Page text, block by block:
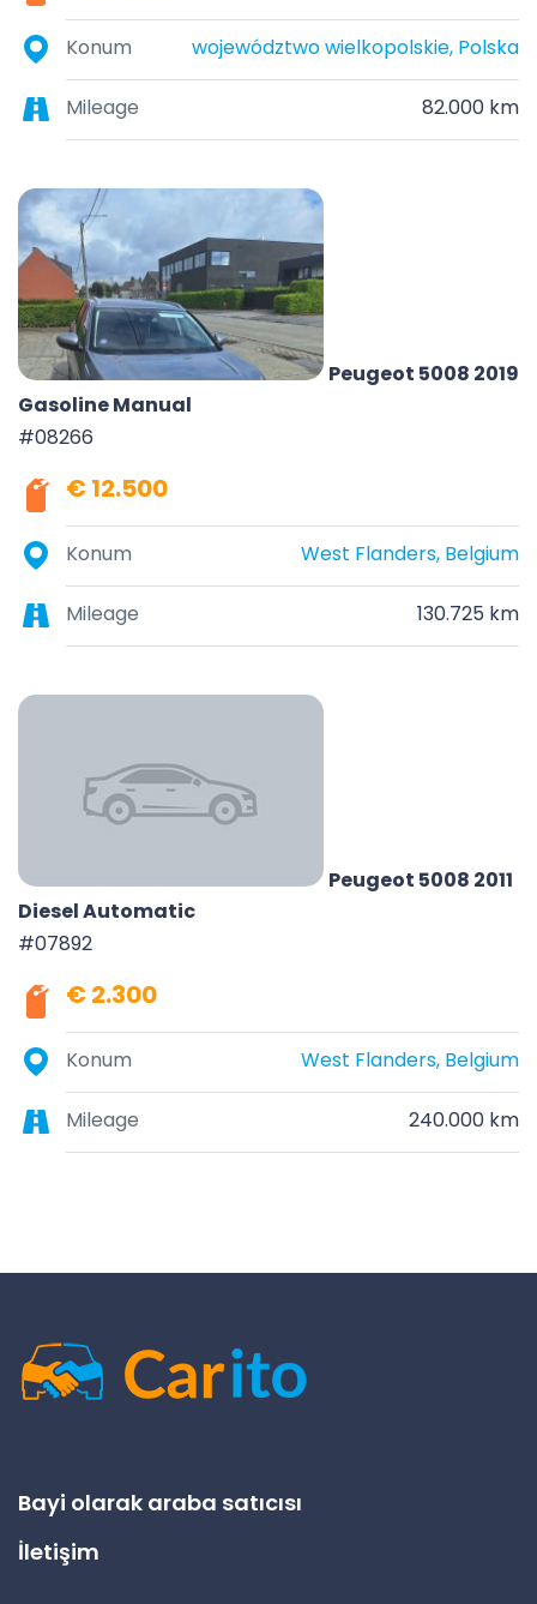
Konum województwo wielkopolskie, Polska
Mileage 82.000 km
Peugeot 5008 2019
Gasoline Manual
#08266
€ 12.500
Konum West Flanders, Belgium
Mileage 130.725 km
Peugeot 5008 2011
Diesel Automatic
#07892
€ 2.300
Konum West Flanders, Belgium
Mileage 240.000 km
Bayi olarak araba satıcısı
İletişim